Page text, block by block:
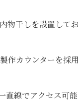
物干しを設置してお
作カウンターを採用
線でアクセス可能